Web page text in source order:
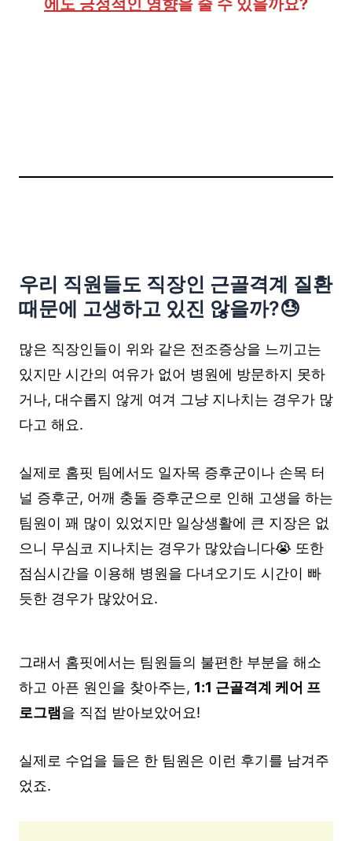
에도 긍정적인 영향을 줄 수 있을까요?
우리 직원들도 직장인 근골격계 질환
때문에 고생하고 있진 않을까?😓
많은 직장인들이 위와 같은 전조증상을 느끼고는
있지만 시간의 여유가 없어 병원에 방문하지 못하
거나, 대수롭지 않게 여겨 그냥 지나치는 경우가 많
다고 해요.
실제로 홈핏 팀에서도 일자목 증후군이나 손목 터
널 증후군, 어깨 충돌 증후군으로 인해 고생을 하는
팀원이 꽤 많이 있었지만 일상생활에 큰 지장은 없
으니 무심코 지나치는 경우가 많았습니다😭 또한
점심시간을 이용해 병원을 다녀오기도 시간이 빠
듯한 경우가 많았어요.
그래서 홈핏에서는 팀원들의 불편한 부분을 해소
하고 아픈 원인을 찾아주는, 1:1 근골격계 케어 프
로그램을 직접 받아보았어요!
실제로 수업을 들은 한 팀원은 이런 후기를 남겨주
었죠.